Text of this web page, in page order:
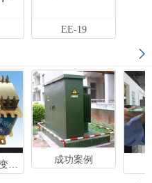
EE-19
三相电火花机变压器 成功案例